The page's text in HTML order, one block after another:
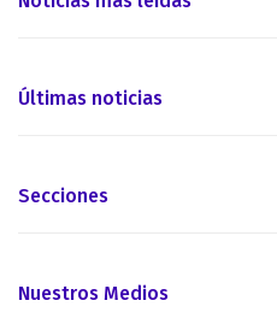
Últimas noticias
Secciones
Nuestros Medios